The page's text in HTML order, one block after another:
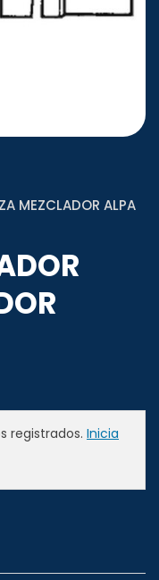
MEZCLADOR ALPA
registrados. Inicia